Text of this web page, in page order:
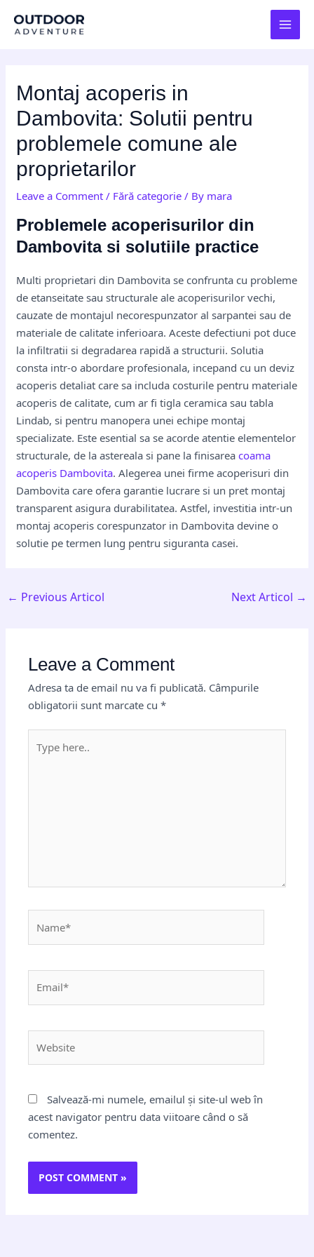
Montaj acoperis in
Dambovita: Solutii pentru
problemele comune ale
proprietarilor
Leave a Comment / Fără categorie / By mara
Problemele acoperisurilor din
Dambovita si solutiile practice
Multi proprietari din Dambovita se confrunta cu probleme
de etanseitate sau structurale ale acoperisurilor vechi,
cauzate de montajul necorespunzator al sarpantei sau de
materiale de calitate inferioara. Aceste defectiuni pot duce
la infiltratii si degradarea rapidă a structurii. Solutia
consta intr-o abordare profesionala, incepand cu un deviz
acoperis detaliat care sa includa costurile pentru materiale
acoperis de calitate, cum ar fi tigla ceramica sau tabla
Lindab, si pentru manopera unei echipe montaj
specializate. Este esential sa se acorde atentie elementelor
structurale, de la astereala si pane la finisareacoama
acoperis Dambovita. Alegerea unei firme acoperisuri din
Dambovita care ofera garantie lucrare si un pret montaj
transparent asigura durabilitatea. Astfel, investitia intr-un
montaj acoperis corespunzator in Dambovita devine o
solutie pe termen lung pentru siguranta casei.
navigation
← Previous Articol Next Articol →
Leave a Comment
Adresa ta de email nu va fi publicată. Câmpurile
obligatorii sunt marcate cu*
here..
Salvează-mi numele, emailul și site-ul web în
acest navigator pentru data viitoare când o să
comentez.